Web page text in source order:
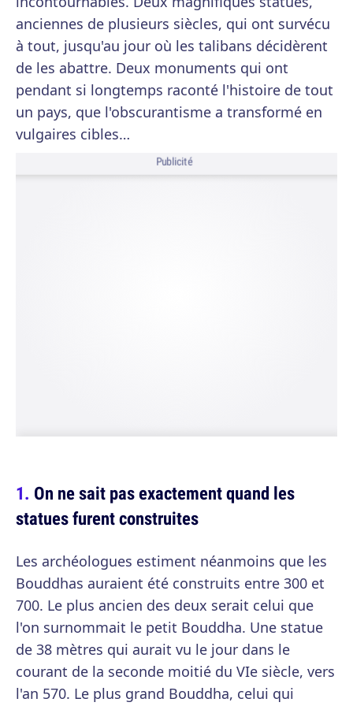
anciennes de plusieurs siècles, qui ont survécu
à tout, jusqu'au jour où les talibans décidèrent
de les abattre. Deux monuments qui ont
pendant si longtemps raconté l'histoire de tout
un pays, que l'obscurantisme a transformé en
vulgaires cibles…
Publicité
On ne sait pas exactement quand les
statues furent construites
Les archéologues estiment néanmoins que les
Bouddhas auraient été construits entre 300 et
700. Le plus ancien des deux serait celui que
l'on surnommait le petit Bouddha. Une statue
de 38 mètres qui aurait vu le jour dans le
courant de la seconde moitié du VIe siècle, vers
l'an 570. Le plus grand Bouddha, celui qui